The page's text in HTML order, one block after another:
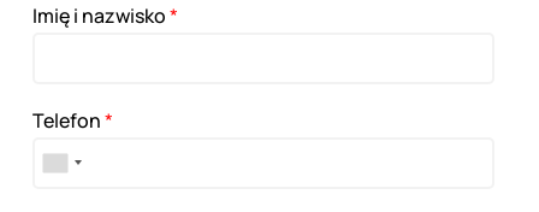
Imię i nazwisko*
Telefon*